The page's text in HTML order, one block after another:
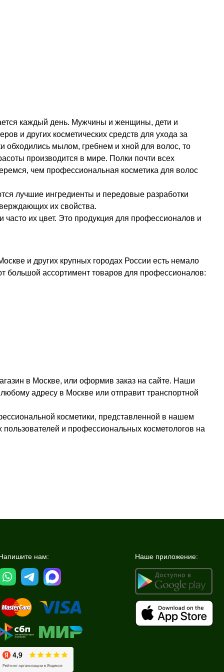
каждый день. Мужчины и женщины, дети и
и других косметических средств для ухода за
обходились мылом, гребнем и хной для волос, то
производится в мире. Полки почти всех
чем профессиональная косметика для волос
лучшие ингредиенты и передовые разработки
их свойства.
их цвет. Это продукция для профессионалов и
и других крупных городах России есть немало
большой ассортимент товаров для профессионалов:
в Москве, или оформив заказ на сайте. Наши
адресу в Москве или отправит транспортной
косметики, представленной в нашем
и профессиональных косметологов на
нам: Наше приложение: